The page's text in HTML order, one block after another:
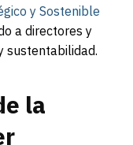
y Sostenible
a directores y
sustentabilidad.
la